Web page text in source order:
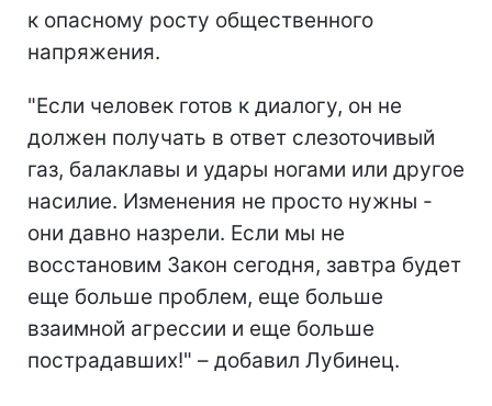
к опасному росту общественного
напряжения.
"Если человек готов к диалогу, он не
должен получать в ответ слезоточивый
газ, балаклавы и удары ногами или другое
насилие. Изменения не просто нужны -
они давно назрели. Если мы не
восстановим Закон сегодня, завтра будет
еще больше проблем, еще больше
взаимной агрессии и еще больше
пострадавших!" – добавил Лубинец.